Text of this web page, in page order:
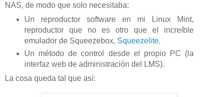
NAS, de modo que solo necesitaba:
Un reproductor software en mi Linux Mint,
reproductor que no es otro que el increíble
emulador de Squeezebox, Squeezelite.
Un método de control desde el propio PC (la
interfaz web de administración del LMS).
La cosa queda tal que así: